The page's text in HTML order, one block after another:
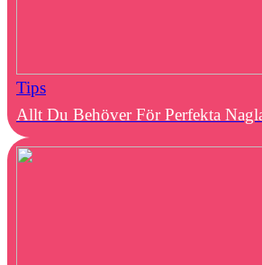
Tips
Allt Du Behöver För Perfekta